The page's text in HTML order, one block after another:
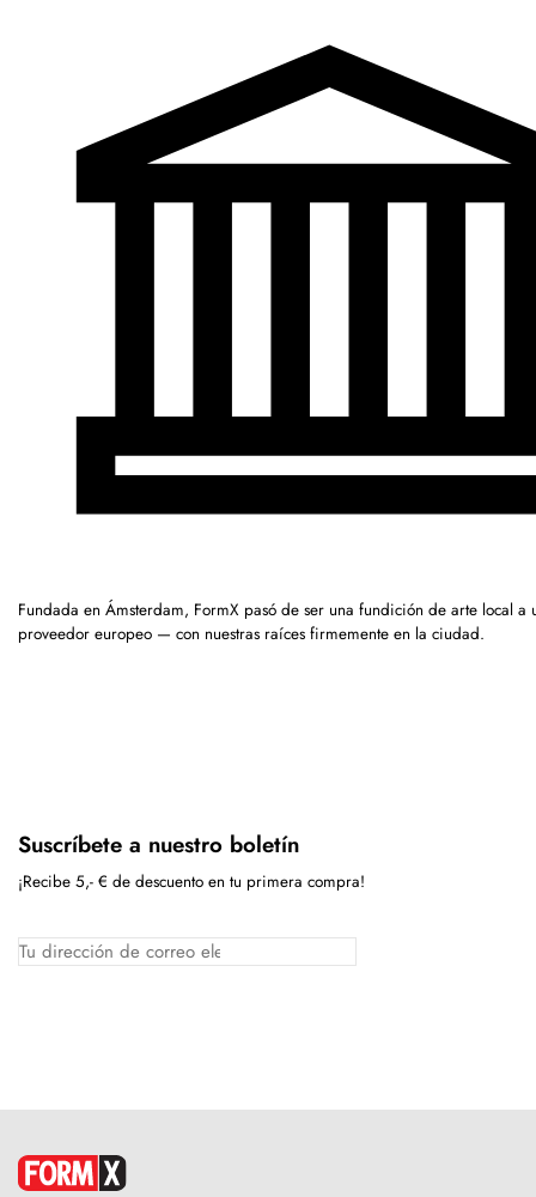
Fundada en Ámsterdam, FormX pasó de ser una fundición de arte local a
proveedor europeo — con nuestras raíces firmemente en la ciudad.
Suscríbete a nuestro boletín
¡Recibe 5,- € de descuento en tu primera compra!